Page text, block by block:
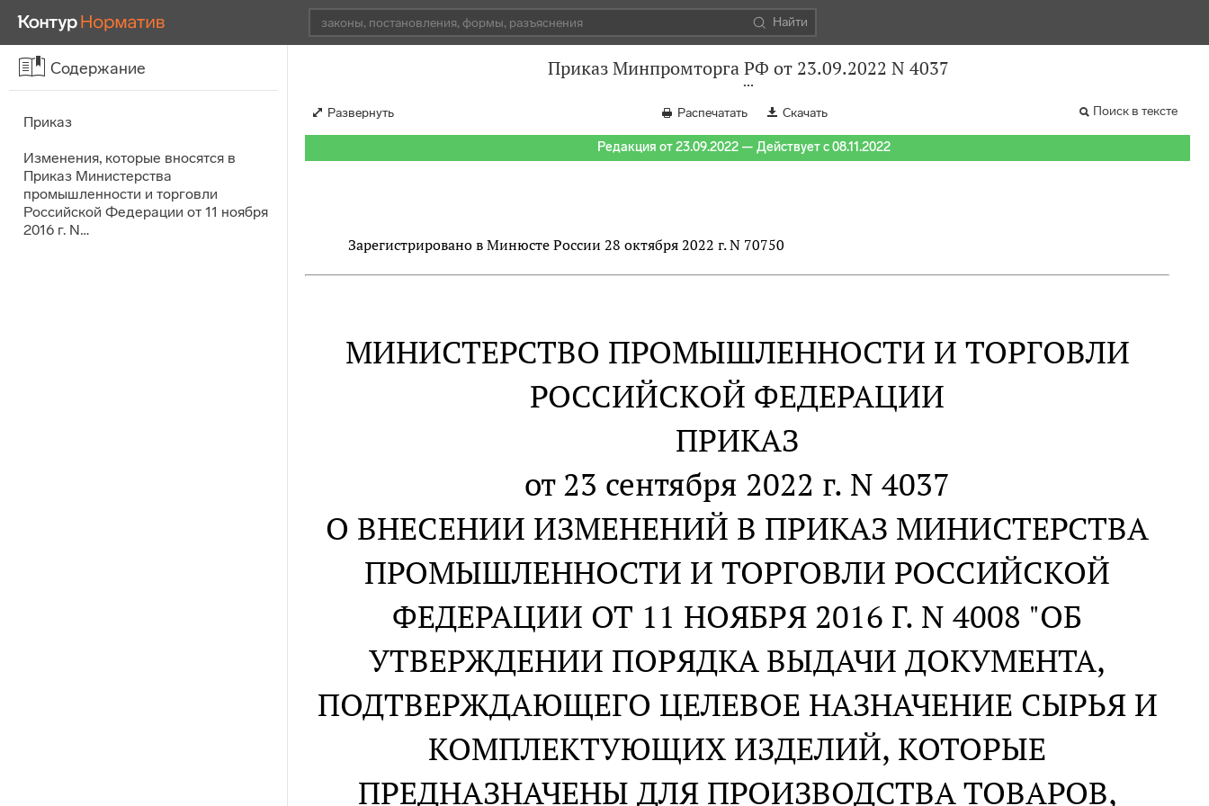
Найти
Содержание
Приказ
Изменения, которые вносятся в
Приказ Министерства
промышленности и торговли
Российской Федерации от 11 ноября
2016 г. N…
Приказ Минпромторга РФ от 23.09.2022 N 4037
Развернуть Распечатать Скачать Поиск в тексте
Редакция от 23.09.2022 — Действует с 08.11.2022
Зарегистрировано в Минюсте России 28 октября 2022 г. N 70750
МИНИСТЕРСТВО ПРОМЫШЛЕННОСТИ И ТОРГОВЛИ
РОССИЙСКОЙ ФЕДЕРАЦИИ
ПРИКАЗ
от 23 сентября 2022 г. N 4037
О ВНЕСЕНИИ ИЗМЕНЕНИЙ В ПРИКАЗ МИНИСТЕРСТВА
ПРОМЫШЛЕННОСТИ И ТОРГОВЛИ РОССИЙСКОЙ
ФЕДЕРАЦИИ ОТ 11 НОЯБРЯ 2016 Г. N 4008 "ОБ
УТВЕРЖДЕНИИ ПОРЯДКА ВЫДАЧИ ДОКУМЕНТА,
ПОДТВЕРЖДАЮЩЕГО ЦЕЛЕВОЕ НАЗНАЧЕНИЕ СЫРЬЯ И
КОМПЛЕКТУЮЩИХ ИЗДЕЛИЙ, КОТОРЫЕ
ПРЕДНАЗНАЧЕНЫ ДЛЯ ПРОИЗВОДСТВА ТОВАРОВ,